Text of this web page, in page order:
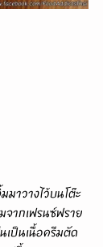
จากเฟรนซ์ฟราย
เป็นเนื้อครีมตัด